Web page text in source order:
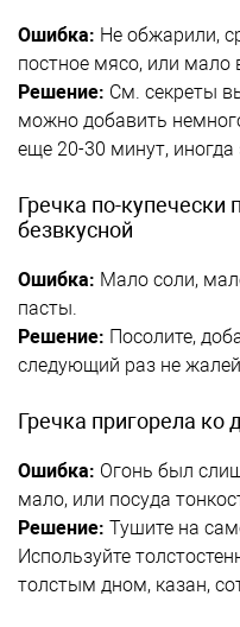
Ошибка: Не обжарили,
постное мясо, или мало
Решение: См. секреты
можно добавить
еще 20-30 минут, иногда
Гречка по-купечески
безвкусной
Ошибка: Мало соли,
пасты.
Решение: Посолите,
следующий раз не
Гречка пригорела ко
Ошибка: Огонь был
мало, или посуда
Решение: Тушите на
Используйте
толстым дном, казан,